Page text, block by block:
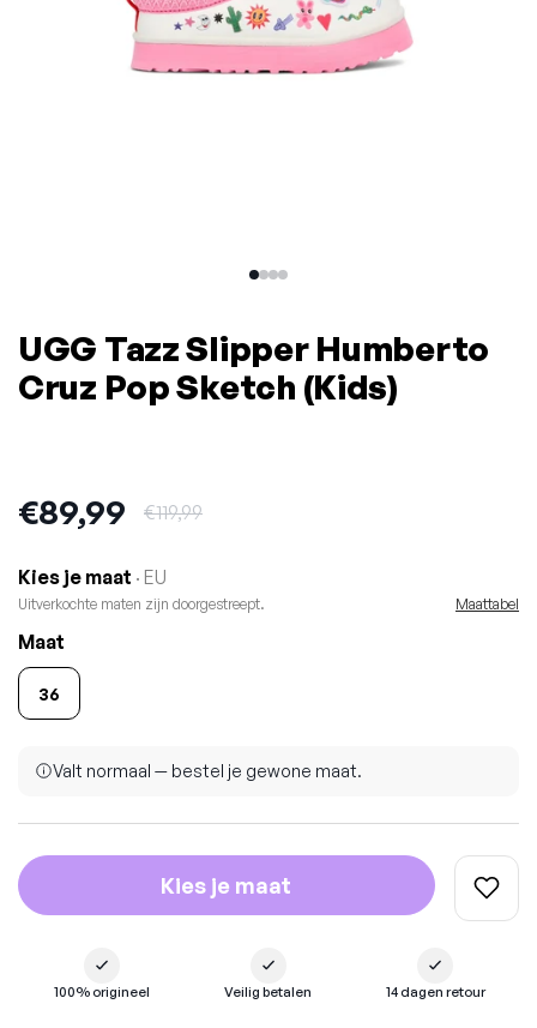
UGG Tazz Slipper Humberto
Cruz Pop Sketch (Kids)
Uitverkoopprijs:
€89,99 Normale prijs:
€119,99
Kies je maat · EU
Uitverkochte maten zijn doorgestreept. Maattabel
Maat
36
Valt normaal — bestel je gewone maat.
Kies je maat
100% origineel Veilig betalen 14 dagen retour